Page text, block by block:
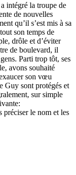
intégré la troupe de
de nouvelles
qu’il s’est mis à sa
son temps de
drôle et d’éviter
de boulevard, il
Parti trop tôt, ses
avons souhaité
son vœu
Guy sont protégés et
sur simple
préciser le nom et les